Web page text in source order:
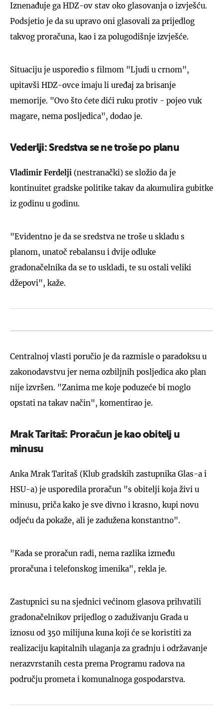
Iznenađuje ga HDZ-ov stav oko glasovanja o izvješću.
Podsjetio je da su upravo oni glasovali za prijedlog
takvog proračuna, kao i za polugodišnje izvješće.
Situaciju je usporedio s filmom "Ljudi u crnom",
upitavši HDZ-ovce imaju li uređaj za brisanje
memorije. "Ovo što ćete dići ruku protiv - pojeo vuk
magare, nema posljedica", dodao je.
Vederlji: Sredstva se ne troše po planu
Vladimir Ferdelji (nestranački) se složio da je
kontinuitet gradske politike takav da akumulira gubitke
iz godinu u godinu.
"Evidentno je da se sredstva ne troše u skladu s
planom, unatoč rebalansu i dvije odluke
gradonačelnika da se to uskladi, te su ostali veliki
džepovi", kaže.
Centralnoj vlasti poručio je da razmisle o paradoksu u
zakonodavstvu jer nema ozbiljnih posljedica ako plan
nije izvršen. "Zanima me koje poduzeće bi moglo
opstati na takav način", komentirao je.
Mrak Taritaš: Proračun je kao obitelj u
minusu
Anka Mrak Taritaš (Klub gradskih zastupnika Glas-a i
HSU-a) je usporedila proračun "s obitelji koja živi u
minusu, priča kako je sve divno i krasno, kupi novu
odjeću da pokaže, ali je zadužena konstantno".
"Kada se proračun radi, nema razlika između
proračuna i telefonskog imenika", rekla je.
Zastupnici su na sjednici većinom glasova prihvatili
gradonačelnikov prijedlog o zaduživanju Grada u
iznosu od 350 milijuna kuna koji će se koristiti za
realizaciju kapitalnih ulaganja za gradnju i održavanje
nerazvrstanih cesta prema Programu radova na
području prometa i komunalnoga gospodarstva.